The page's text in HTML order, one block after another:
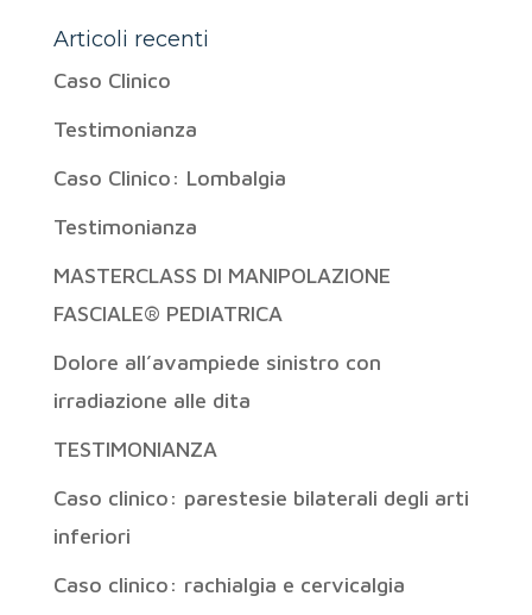
Articoli recenti
Caso Clinico
Testimonianza
Caso Clinico: Lombalgia
Testimonianza
MASTERCLASS DI MANIPOLAZIONE
FASCIALE® PEDIATRICA
Dolore all’avampiede sinistro con
irradiazione alle dita
TESTIMONIANZA
Caso clinico: parestesie bilaterali degli arti
inferiori
Caso clinico: rachialgia e cervicalgia